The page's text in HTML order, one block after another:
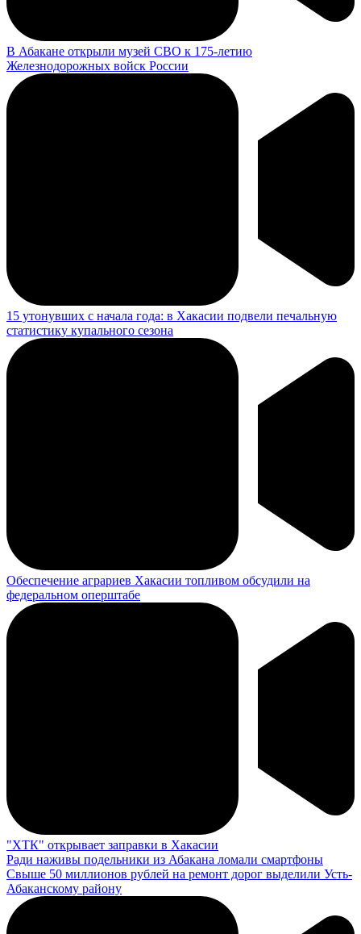
В Абакане открыли музей СВО к 175-летию
Железнодорожных войск России
15 утонувших с начала года: в Хакасии подвели печальную
статистику купального сезона
Обеспечение аграриев Хакасии топливом обсудили на
федеральном оперштабе
"ХТК" открывает заправки в Хакасии
Ради наживы подельники из Абакана ломали смартфоны
Свыше 50 миллионов рублей на ремонт дорог выделили Усть-
Абаканскому району